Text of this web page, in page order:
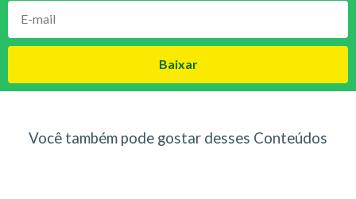
Baixar
Você também pode gostar desses Conteúdos